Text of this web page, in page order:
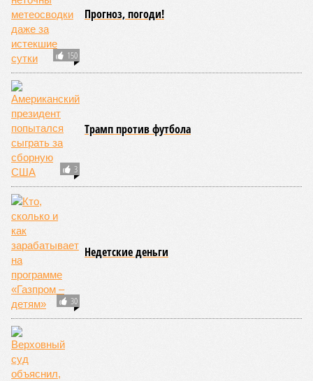
150
Прогноз, погоди!
3
Трамп против футбола
30
Недетские деньги